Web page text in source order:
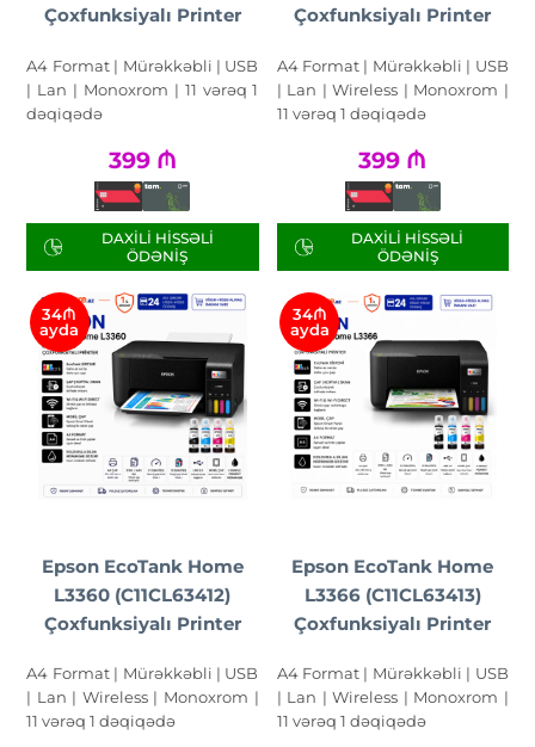
Çoxfunksiyalı Printer
A4 Format | Mürəkkəbli | USB
| Lan | Monoxrom | 11 vərəq 1
dəqiqədə
399 ₼
DAXILI HISSƏLI
ÖDƏNIŞ
Çoxfunksiyalı Printer
A4 Format | Mürəkkəbli | USB
| Lan | Wireless | Monoxrom |
11 vərəq 1 dəqiqədə
399 ₼
DAXILI HISSƏLI
ÖDƏNIŞ
34₼
ayda
Epson EcoTank Home
L3360 (C11CL63412)
Çoxfunksiyalı Printer
A4 Format | Mürəkkəbli | USB
| Lan | Wireless | Monoxrom |
11 vərəq 1 dəqiqədə
34₼
ayda
Epson EcoTank Home
L3366 (C11CL63413)
Çoxfunksiyalı Printer
A4 Format | Mürəkkəbli | USB
| Lan | Wireless | Monoxrom |
11 vərəq 1 dəqiqədə